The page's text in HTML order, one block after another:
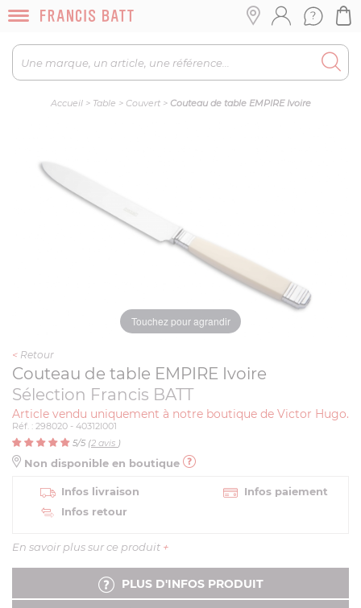
Accueil> Table > Couvert> Couteau de table EMPIRE Ivoire
Touchez pour agrandir
< Retour
Couteau de table EMPIRE Ivoire
Sélection Francis BATT
Article vendu uniquement à notre boutique de Victor Hugo.
Réf. : 298020 - 40312I001
5/5 (2 avis )
Non disponible en boutique
Infos livraison
Infos paiement
Infos retour
En savoir plus sur ce produit +
PLUS D'INFOS PRODUIT